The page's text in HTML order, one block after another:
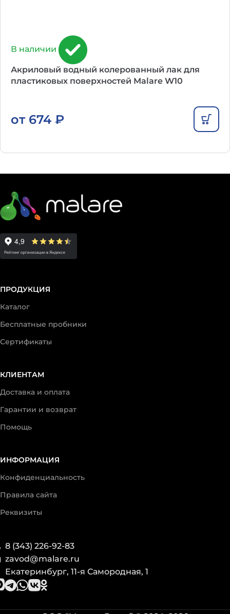
В наличии
Акриловый водный колерованный лак для
пластиковых поверхностей Malare W10
от 674 ₽
ПРОДУКЦИЯ
Каталог
Бесплатные пробники
Сертификаты
КЛИЕНТАМ
Доставка и оплата
Гарантии и возврат
Помощь
ИНФОРМАЦИЯ
Конфиденциальность
Правила сайта
Реквизиты
8 (343) 226-92-83
zavod@malare.ru
Екатеринбург, 11-я Самородная, 1